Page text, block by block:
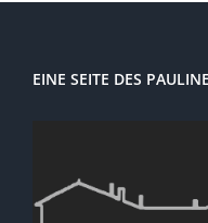
EINE SEITE DES